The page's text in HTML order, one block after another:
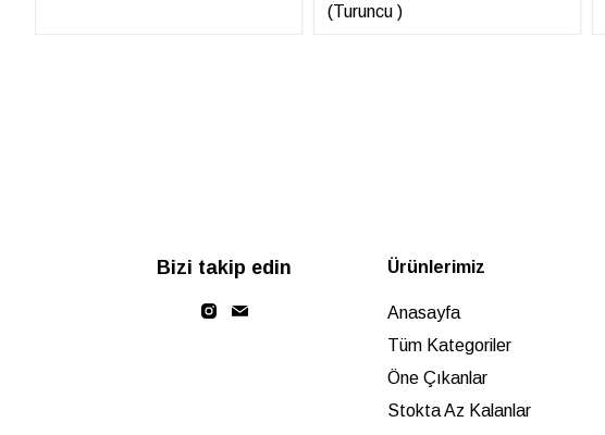
(Turuncu )
Bizi takip edin Ürünlerimiz
Anasayfa
Tüm Kategoriler
Öne Çıkanlar
Stokta Az Kalanlar